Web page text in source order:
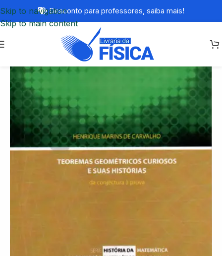
Skip to navigation
Skip to main content
Desconto para professores, saiba mais!